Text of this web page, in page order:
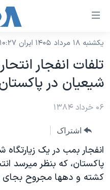
لینکهای
دسترسی
جهش
محتوای
اصلی
صفحه
اصلی
جهش
نسخه سبک وب‌سایت
موضوع ها
ایران
آمریکا
جهان
ورزشی
گزیده‌ها
برنامه های تلویزیونی
جدول برنامه ها
صفحه‌های ویژه
جام جهانی ۲۰۲۶
عملیات خشم حماسی
فرکانس‌های صدای آمریکا
پخش رادیویی
یکشنبه ۱۸ مرداد ۱۴۰۵ ایران ۱۰:۲۷
تلفات انفجار
شيعيان در
۰۶ خرداد ۱۳۸۴
اشتراک
انفجار بمب در يک زيارتگاه
پاکستان، که بنظر ميرسد
کشته و دهها مجروح بجای